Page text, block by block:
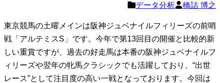
データ分析
橋詰 博之
東京競馬の土曜メインは阪神ジュベナイルフィリーズの前哨
戦「アルテミスS」です。今年で第13回目の開催と比較的新
しい重賞ですが、過去の好走馬は本番の阪神ジュベナイルフ
ィリーズや翌年の牝馬クラシックでも活躍しており、“出世
レース”として注目度の高い一戦となっております。今回は